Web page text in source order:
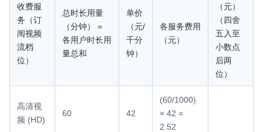
收费服
务（订
阅视频
流档
位）
总时长用量
（分钟） =
各用户时长用
量总和
单价
（元/
千分
钟）
各服务费用
（元）
（元）
（四舍
五入至
小数点
后两
位）
高清视
频 (HD)
60 42
(60/1000)
× 42 =
2.52